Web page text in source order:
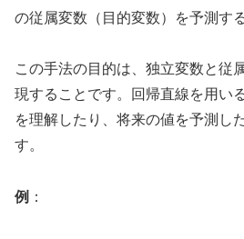
の従属変数（目的変数）を予測す
この手法の目的は、独立変数と従
現することです。回帰直線を用い
を理解したり、将来の値を予測し
す。
例 ：